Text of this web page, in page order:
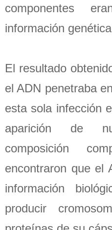
componentes
información
El resultado
el ADN penetraba
esta sola infección
aparición de
composición
encontraron que el
información
producir